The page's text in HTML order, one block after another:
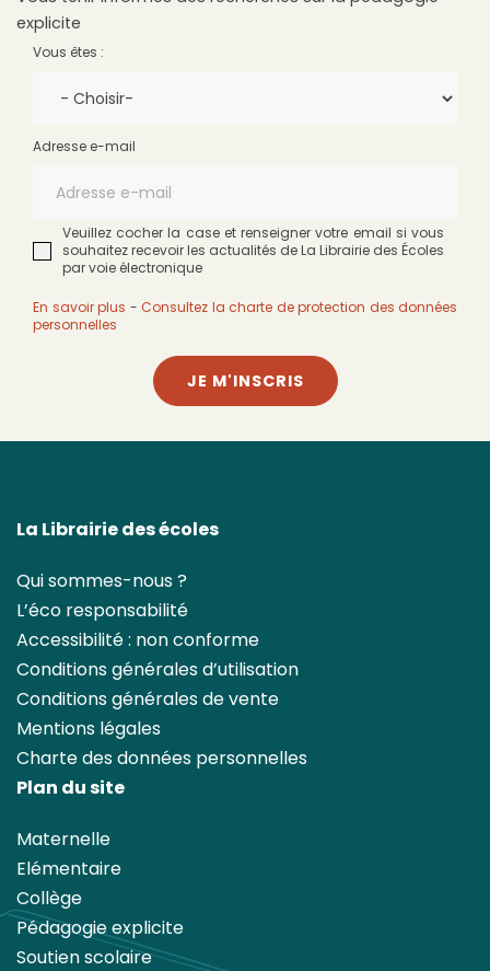
explicite
Vous êtes :
Adresse e-mail
Veuillez cocher la case et renseigner votre email si vous
souhaitez recevoir les actualités de La Librairie des Écoles
par voie électronique
En savoir plus - Consultez la charte de protection des données
personnelles
JE M'INSCRIS
La Librairie des écoles
Qui sommes-nous ?
L’éco responsabilité
Accessibilité : non conforme
Conditions générales d’utilisation
Conditions générales de vente
Mentions légales
Charte des données personnelles
Plan du site
Maternelle
Elémentaire
Collège
Pédagogie explicite
Soutien scolaire